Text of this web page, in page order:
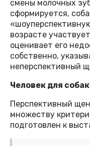
смены молочных
сформируется,
возрасте
оценивает его
собственно,
неперспективный
Человек для
Перспективный
множеству
подготовлен к